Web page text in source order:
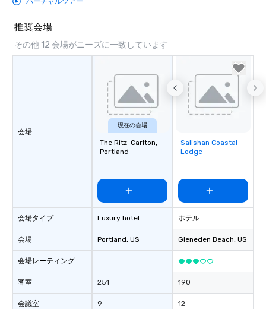
推奨会場
その他 12 会場がニーズに一致しています
会場
会場タイプ
会場
会場レーティング
客室
会議室
現在の会場
The Ritz-Carlton,
Portland
Luxury hotel
Portland, US
-
251
9
Removed from
favorites
Salishan Coastal
Lodge
ホテル
Gleneden Beach, US
190
12